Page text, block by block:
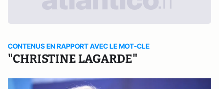
CONTENUS EN RAPPORT AVEC LE MOT-CLE
"CHRISTINE LAGARDE"